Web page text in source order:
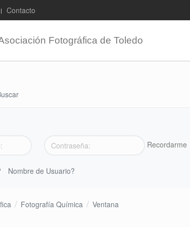
Contacto
Fotográfica de Toledo
Recordarme
Nombre de Usuario?
Fotografía Química Ventana